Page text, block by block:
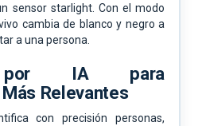
sensor starlight. Con el modo
cambia de blanco y negro a
a una persona.
por IA para
Relevantes
con precisión personas,